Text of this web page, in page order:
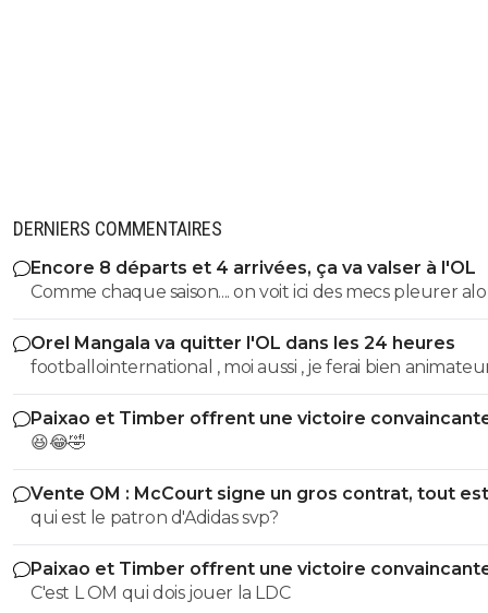
DERNIERS COMMENTAIRES
Encore 8 départs et 4 arrivées, ça va valser à l'OL
Comme chaque saison.... on voit ici des mecs pleurer
que tout le monde sait très bien que l'OL va monter en
puissance. Chaque année... c'est la même chose ! ^^
Orel Mangala va quitter l'OL dans les 24 heures
footballointernational , moi aussi , je ferai bien
vestiaire , pour 10 fois moins cher , et faire des
club !
Paixao et Timber offrent une victoire
l'OM
😆😂🤣
Vente OM : McCourt signe un gros contrat, tout est
relancé
qui est le patron d'Adidas svp?
Paixao et Timber offrent une victoire
l'OM
C'est L OM qui dois jouer la LDC